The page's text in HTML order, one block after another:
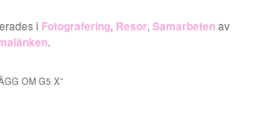
i Fotografering, Resor,Samarbetenav
.
OM G5 X”